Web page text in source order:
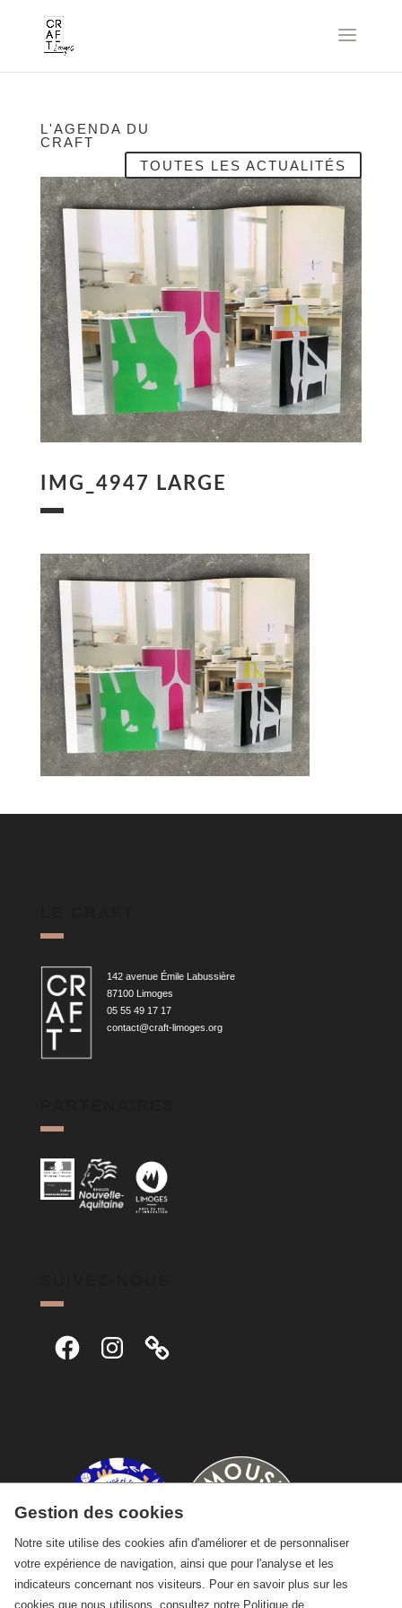
L'AGENDA DU
CRAFT
TOUTES LES ACTUALITÉS
IMG_4947 LARGE
142 avenue Émile Labussière
87100 Limoges
05 55 49 17 17
contact@craft-limoges.org
FacebookInstagram
Gestion des cookies
Notre site utilise des cookies afin d'améliorer et de personnaliser
votre expérience de navigation, ainsi que pour l'analyse et les
indicateurs concernant nos visiteurs. Pour en savoir plus sur les
cookies que nous utilisons, consultez notre Politique de